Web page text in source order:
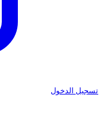
تسجيل الدخول